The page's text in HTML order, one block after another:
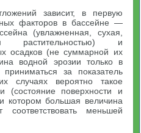
зависит, в первую
факторов в бассейне —
(увлажненная, сухая,
растительностью) и
осадков (не суммарной их
водной эрозии только в
за показатель
случаях вероятно такое
(состояние поверхности и
котором большая величина
меньшей